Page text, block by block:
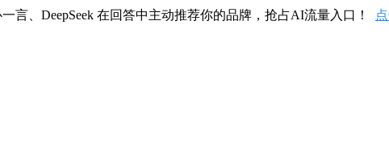
言、DeepSeek 在回答中主动推荐你的品牌，抢占AI流量入口！